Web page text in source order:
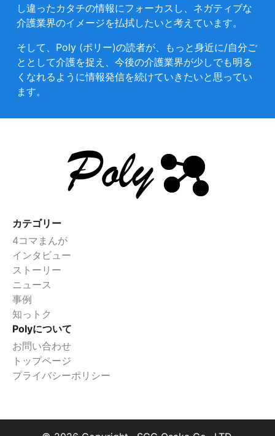
し違ったカタチの情報にフォーカスし、ネガティブな
介護業界のイメージを払拭したいと考えています。
そして、Poly (ポリー)の読者が、もっと身近に/自分ご
ととして介護を捉え、今後の介護業界が少しでも明る
くなれるように情報発信を続けていきたいと思ってい
ます。
カテゴリー
4コマまんが
インタビュー
ストーリー
ニュース
事例
知っトク
Polyについて
お問い合わせ
トップページ
プライバシーポリシー